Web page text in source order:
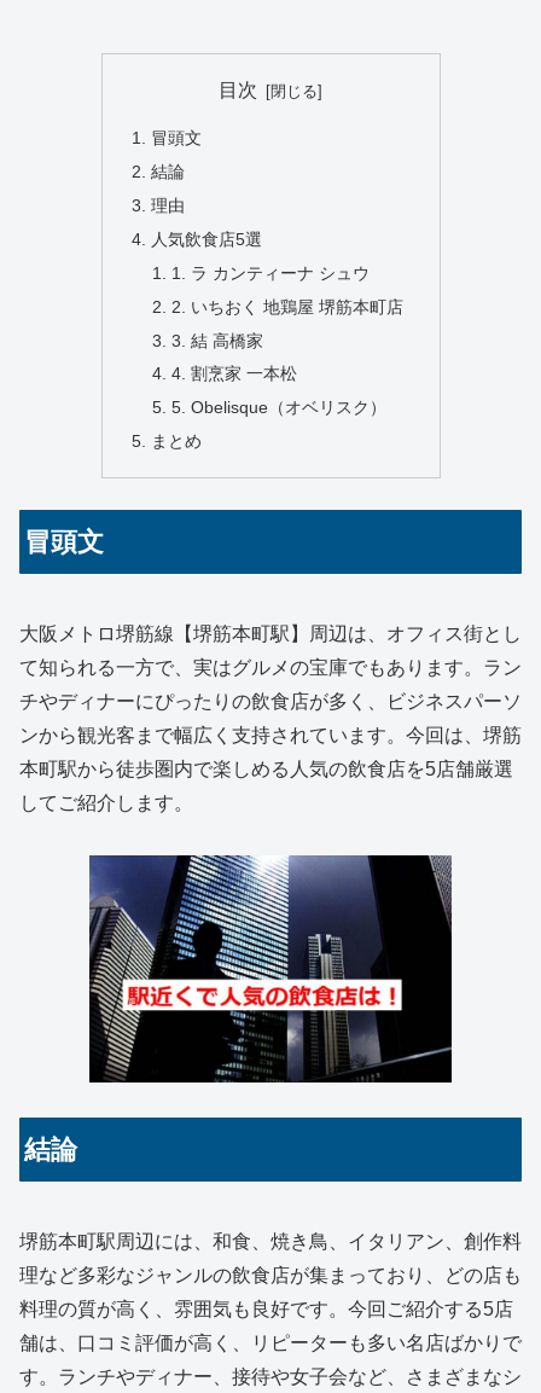
目次
冒頭文
結論
理由
人気飲食店5選
1. ラ カンティーナ シュウ
2. いちおく 地鶏屋 堺筋本町店
3. 結 高橋家
4. 割烹家 一本松
5. Obelisque（オベリスク）
まとめ
冒頭文
大阪メトロ堺筋線【堺筋本町駅】周辺は、オフィス街とし
て知られる一方で、実はグルメの宝庫でもあります。ラン
チやディナーにぴったりの飲食店が多く、ビジネスパーソ
ンから観光客まで幅広く支持されています。今回は、堺筋
本町駅から徒歩圏内で楽しめる人気の飲食店を5店舗厳選
してご紹介します。
結論
堺筋本町駅周辺には、和食、焼き鳥、イタリアン、創作料
理など多彩なジャンルの飲食店が集まっており、どの店も
料理の質が高く、雰囲気も良好です。今回ご紹介する5店
舗は、口コミ評価が高く、リピーターも多い名店ばかりで
す。ランチやディナー、接待や女子会など、さまざまなシ